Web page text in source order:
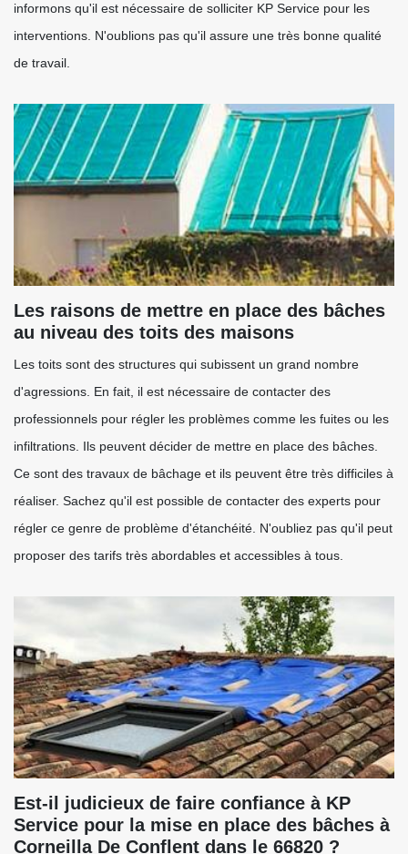
informons qu'il est nécessaire de solliciter KP Service pour les
interventions. N'oublions pas qu'il assure une très bonne qualité
de travail.
Les raisons de mettre en place des bâches
au niveau des toits des maisons
Les toits sont des structures qui subissent un grand nombre
d'agressions. En fait, il est nécessaire de contacter des
professionnels pour régler les problèmes comme les fuites ou les
infiltrations. Ils peuvent décider de mettre en place des bâches.
Ce sont des travaux de bâchage et ils peuvent être très difficiles à
réaliser. Sachez qu'il est possible de contacter des experts pour
régler ce genre de problème d'étanchéité. N'oubliez pas qu'il peut
proposer des tarifs très abordables et accessibles à tous.
Est-il judicieux de faire confiance à KP
Service pour la mise en place des bâches à
Corneilla De Conflent dans le 66820 ?